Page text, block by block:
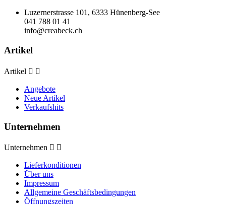
Luzernerstrasse 101, 6333 Hünenberg-See
041 788 01 41
info@creabeck.ch
Artikel
Artikel  
Angebote
Neue Artikel
Verkaufshits
Unternehmen
Unternehmen  
Lieferkonditionen
Über uns
Impressum
Allgemeine Geschäftsbedingungen
Öffnungszeiten